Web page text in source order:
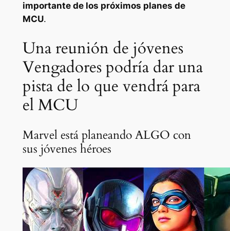
importante de los próximos planes de
MCU.
Una reunión de jóvenes
Vengadores podría dar una
pista de lo que vendrá para
el MCU
Marvel está planeando ALGO con
sus jóvenes héroes